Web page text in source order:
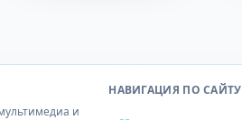
и
НАВИГАЦИЯ ПО САЙТУ